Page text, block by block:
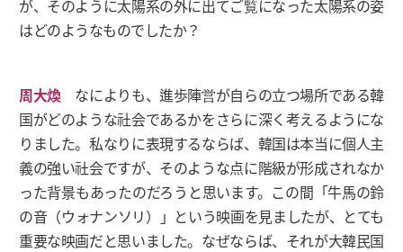
が、そのように太陽系の外に出てご覧になった太陽系の姿
はどのようなものでしたか？
周大煥なによりも、進歩陣営が自らの立つ場所である韓
国がどのような社会であるかをさらに深く考えるようにな
りました。私なりに表現するならば、韓国は本当に個人主
義の強い社会ですが、そのような点に階級が形成されなか
った背景もあったのだろうと思います。この間「牛馬の鈴
の音（ウォナンソリ）」という映画を見ましたが、とても
重要な映画だと思いました。なぜならば、それが大韓民国